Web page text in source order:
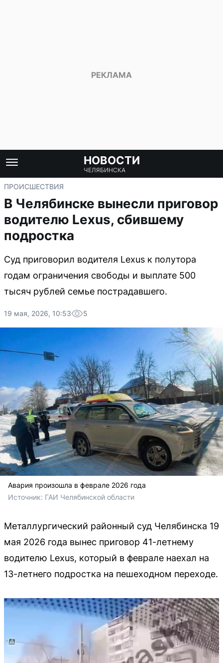
НОВОСТИ
ЧЕЛЯБИНСКА
ПРОИСШЕСТВИЯ
В Челябинске вынесли приговор
водителю Lexus, сбившему
подростка
Суд приговорил водителя Lexus к полутора
годам ограничения свободы и выплате 500
тысяч рублей семье пострадавшего.
19 мая, 2026, 10:53 5
Авария произошла в феврале 2026 года
Источник: ГАИ Челябинской области
Металлургический районный суд Челябинска 19
мая 2026 года вынес приговор 41-летнему
водителю Lexus, который в феврале наехал на
13-летнего подростка на пешеходном переходе.